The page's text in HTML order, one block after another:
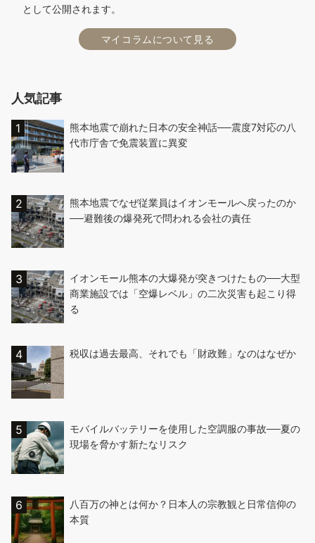
として公開されます。
マイコラムについて見る
人気記事
熊本地震で崩れた日本の安全神話──震度7対応の八
代市庁舎で免震装置に異変
熊本地震でなぜ従業員はイオンモールへ戻ったのか
──避難後の爆発死で問われる会社の責任
イオンモール熊本の大爆発が突きつけたもの──大型
商業施設では「空爆レベル」の二次災害も起こり得
る
税収は過去最高、それでも「財政難」なのはなぜか
モバイルバッテリーを使用した空調服の事故──夏の
現場を脅かす新たなリスク
八百万の神とは何か？日本人の宗教観と日常信仰の
本質